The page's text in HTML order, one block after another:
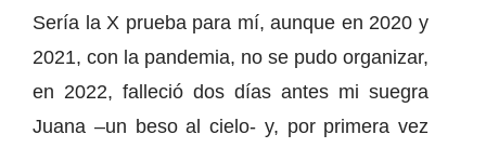
Sería la X prueba para mí, aunque en 2020 y
2021, con la pandemia, no se pudo organizar,
en 2022, falleció dos días antes mi suegra
Juana –un beso al cielo- y, por primera vez